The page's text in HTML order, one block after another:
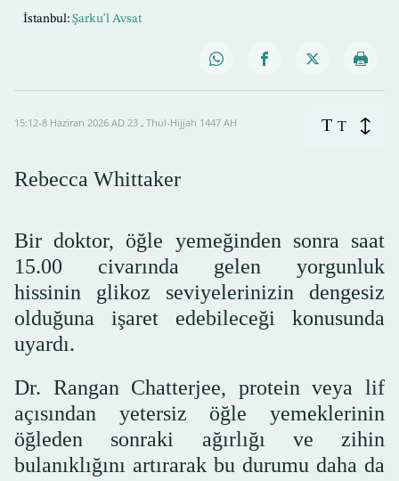
İstanbul: Şarku'l Avsat
15:12-8 Haziran 2026 AD ـ 23 Thul-Hijjah 1447 AH T T
Rebecca Whittaker
Bir doktor, öğle yemeğinden sonra saat
15.00 civarında gelen yorgunluk
hissinin glikoz seviyelerinizin dengesiz
olduğuna işaret edebileceği konusunda
uyardı.
Dr. Rangan Chatterjee, protein veya lif
açısından yetersiz öğle yemeklerinin
öğleden sonraki ağırlığı ve zihin
bulanıklığını artırarak bu durumu daha da